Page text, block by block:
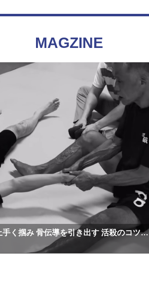
MAGZINE
触れ方は陰陽…
手く掴み 骨伝導を引き出す 活殺のコツ…
触れ方は陰陽…
手く掴み 骨伝導を引き出す 活殺のコツ…